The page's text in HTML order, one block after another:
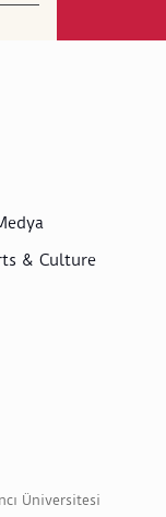
& Culture
Üniversitesi